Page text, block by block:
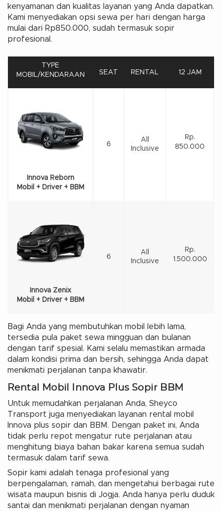
kenyamanan dan kualitas layanan yang Anda dapatkan.
Kami menyediakan opsi sewa per hari dengan harga
mulai dari Rp850.000, sudah termasuk sopir
profesional.
TYPE
MOBIL/KENDARAAN
SEAT RENTAL 12 JAM
Innova Reborn
Mobil + Driver + BBM
6
All
Inclusive
Rp.
850.000
Innova Zenix
Mobil + Driver + BBM
6
All
Inclusive
Rp.
1.500.000
Bagi Anda yang membutuhkan mobil lebih lama,
tersedia pula paket sewa mingguan dan bulanan
dengan tarif spesial. Kami selalu memastikan armada
dalam kondisi prima dan bersih, sehingga Anda dapat
menikmati perjalanan tanpa khawatir.
Rental Mobil Innova Plus Sopir BBM
Untuk memudahkan perjalanan Anda, Sheyco
Transport juga menyediakan layanan rental mobil
Innova plus sopir dan BBM. Dengan paket ini, Anda
tidak perlu repot mengatur rute perjalanan atau
menghitung biaya bahan bakar karena semua sudah
termasuk dalam tarif sewa.
Sopir kami adalah tenaga profesional yang
berpengalaman, ramah, dan mengetahui berbagai rute
wisata maupun bisnis di Jogja. Anda hanya perlu duduk
santai dan menikmati perjalanan dengan nyaman